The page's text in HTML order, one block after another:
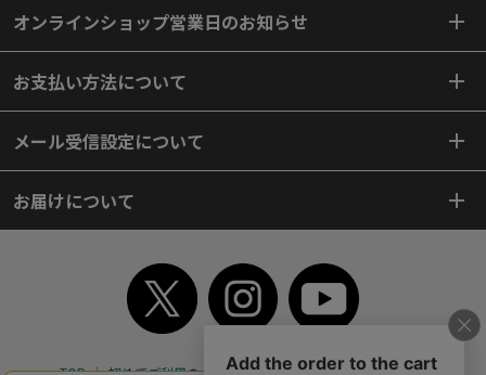
オンラインショップ営業日のお知らせ
お支払い方法について
メール受信設定について
お届けについて